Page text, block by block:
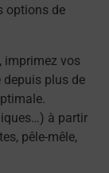
options de
imprimez vos
depuis plus de
à partir
pêle-mêle,